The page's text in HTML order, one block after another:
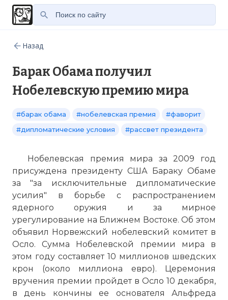
Назад
Барак Обама получил
Нобелевскую премию мира
#барак обама #нобелевская премия
#фаворит
#дипломатические условия
#рассвет президента
Нобелевская премия мира за 2009 год
присуждена президенту США Бараку Обаме
за "за исключительные дипломатические
усилия" в борьбе с распространением
ядерного оружия и за мирное
урегулирование на Ближнем Востоке. Об этом
объявил Норвежский нобелевский комитет в
Осло. Сумма Нобелевской премии мира в
этом году составляет 10 миллионов шведских
крон (около миллиона евро). Церемония
вручения премии пройдет в Осло 10 декабря,
в день кончины ее основателя Альфреда